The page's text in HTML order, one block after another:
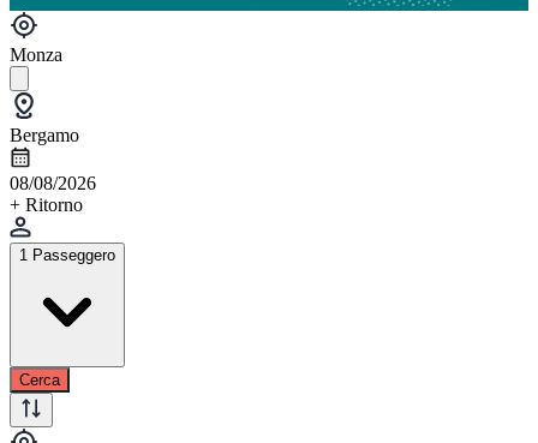
Monza
Bergamo
08/08/2026
+ Ritorno
1 Passeggero
Cerca